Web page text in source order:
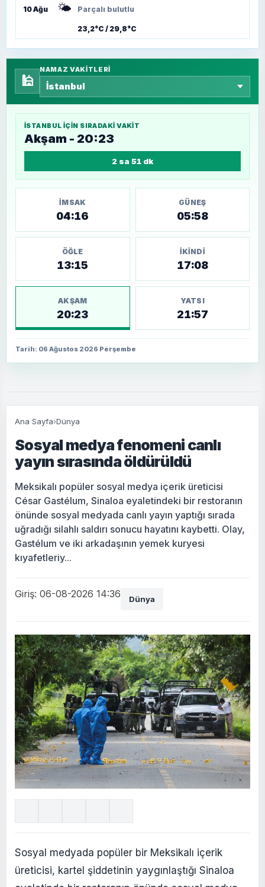
10 Ağu 🌤️ Parçalı bulutlu
23,2°C / 29,8°C
🕌
NAMAZ VAKITLERI
İSTANBUL IÇIN SIRADAKI VAKIT
Akşam - 20:23
2 sa 51 dk
İMSAK
04:16
GÜNEŞ
05:58
ÖĞLE
13:15
İKINDI
17:08
AKŞAM
20:23
YATSI
21:57
Tarih: 06 Ağustos 2026 Perşembe
Ana Sayfa›Dünya
Sosyal medya fenomeni canlı
yayın sırasında öldürüldü
Meksikalı popüler sosyal medya içerik üreticisi
César Gastélum, Sinaloa eyaletindeki bir restoranın
önünde sosyal medyada canlı yayın yaptığı sırada
uğradığı silahlı saldırı sonucu hayatını kaybetti. Olay,
Gastélum ve iki arkadaşının yemek kuryesi
kıyafetleriy...
Giriş: 06-08-2026 14:36 Dünya
Sosyal medyada popüler bir Meksikalı içerik
üreticisi, kartel şiddetinin yaygınlaştığı Sinaloa